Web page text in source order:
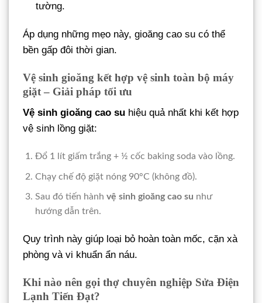
tường.
Áp dụng những mẹo này, gioăng cao su có thể
bền gấp đôi thời gian.
Vệ sinh gioăng kết hợp vệ sinh toàn bộ máy
giặt – Giải pháp tối ưu
Vệ sinh gioăng cao su hiệu quả nhất khi kết hợp
vệ sinh lồng giặt:
Đổ 1 lít giấm trắng + ½ cốc baking soda vào lồng.
Chạy chế độ giặt nóng 90°C (không đồ).
Sau đó tiến hành vệ sinh gioăng cao su như
hướng dẫn trên.
Quy trình này giúp loại bỏ hoàn toàn mốc, cặn xà
phòng và vi khuẩn ẩn náu.
Khi nào nên gọi thợ chuyên nghiệp Sửa Điện
Lạnh Tiến Đạt?